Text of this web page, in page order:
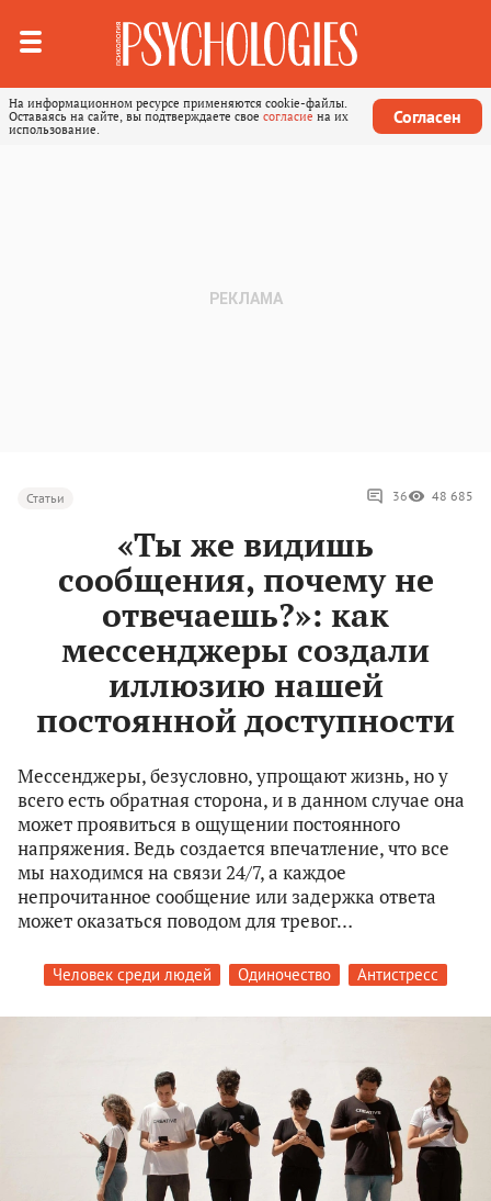
На информационном ресурсе применяются cookie-файлы.
Оставаясь на сайте, вы подтверждаете свое согласие на их
использование.
Согласен
Статьи 36 48 685
«Ты же видишь
сообщения, почему не
отвечаешь?»: как
мессенджеры создали
иллюзию нашей
постоянной доступности
Мессенджеры, безусловно, упрощают жизнь, но у
всего есть обратная сторона, и в данном случае она
может проявиться в ощущении постоянного
напряжения. Ведь создается впечатление, что все
мы находимся на связи 24/7, а каждое
непрочитанное сообщение или задержка ответа
может оказаться поводом для тревог…
Человек среди людей Одиночество Антистресс